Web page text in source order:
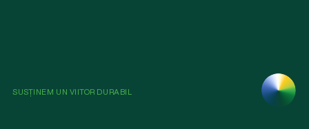
SUSȚINEM UN VIITOR DURABIL